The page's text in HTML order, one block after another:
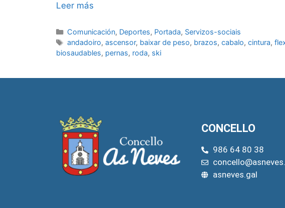
Leer más
Comunicación, Deportes, Portada, Servizos-sociais
andadoiro, ascensor, baixar de peso, brazos, cabalo, cintura,
biosaudables, pernas, roda, ski
CONCELLO
986 64 80 38
asneves.gal